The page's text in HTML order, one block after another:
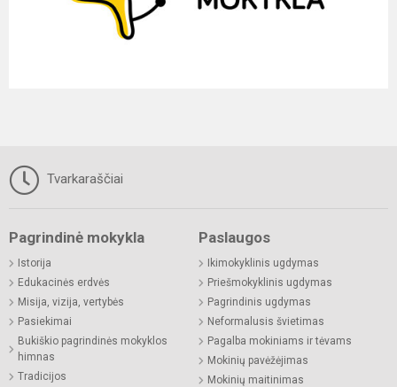
Tvarkaraščiai
Pagrindinė mokykla
Istorija
Edukacinės erdvės
Misija, vizija, vertybės
Pasiekimai
Bukiškio pagrindinės mokyklos
himnas
Tradicijos
Paslaugos
Ikimokyklinis ugdymas
Priešmokyklinis ugdymas
Pagrindinis ugdymas
Neformalusis švietimas
Pagalba mokiniams ir tėvams
Mokinių pavėžėjimas
Mokinių maitinimas